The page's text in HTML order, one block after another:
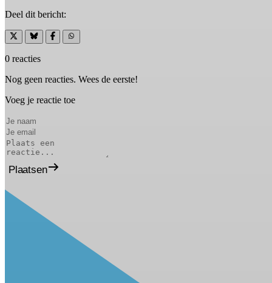
Deel dit bericht:
0 reacties
Nog geen reacties. Wees de eerste!
Voeg je reactie toe
Plaatsen